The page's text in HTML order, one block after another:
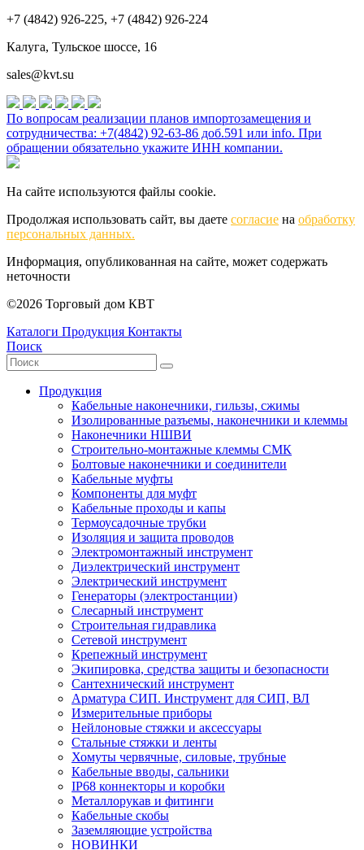
+7 (4842) 926-225, +7 (4842) 926-224
Калуга, Тульское шоссе, 16
sales@kvt.su
По вопросам реализации планов импортозамещения и
сотрудничества: +7(4842) 92-63-86 доб.591 или info. При
обращении обязательно укажите ИНН компании.
На сайте используются файлы cookie.
Продолжая использовать сайт, вы даете согласие на обработку
персональных данных.
Информация, опубликованная на сайте, может содержать
неточности
©2026 Торговый дом КВТ
Каталоги Продукция Контакты
Поиск
Продукция
Кабельные наконечники, гильзы, сжимы
Изолированные разъемы, наконечники и клеммы
Наконечники НШВИ
Строительно-монтажные клеммы СМК
Болтовые наконечники и соединители
Кабельные муфты
Компоненты для муфт
Кабельные проходы и капы
Термоусадочные трубки
Изоляция и защита проводов
Электромонтажный инструмент
Диэлектрический инструмент
Электрический инструмент
Генераторы (электростанции)
Слесарный инструмент
Строительная гидравлика
Сетевой инструмент
Крепежный инструмент
Экипировка, средства защиты и безопасности
Сантехнический инструмент
Арматура СИП. Инструмент для СИП, ВЛ
Измерительные приборы
Нейлоновые стяжки и аксессуары
Стальные стяжки и ленты
Хомуты червячные, силовые, трубные
Кабельные вводы, сальники
IP68 коннекторы и коробки
Металлорукав и фитинги
Кабельные скобы
Заземляющие устройства
НОВИНКИ